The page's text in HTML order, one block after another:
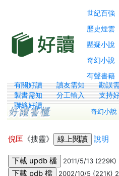
世紀百強
歷史煙雲
懸疑小說
奇幻小說
有聲書籍
有關好讀 讀友需知
勘誤
製書需知
分工輸入
支持
聯絡好讀
奇幻小說
倪匡 《搜靈》 說明
2011/5/13 (229K)
2002/10/5 (221K)